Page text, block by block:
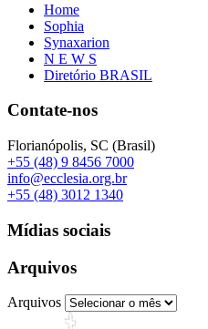
Home
Sophia
Synaxarion
N E W S
Diretório BRASIL
Contate-nos
Florianópolis, SC (Brasil)
+55 (48) 9 8456 7000
info@ecclesia.org.br
+55 (48) 3012 1340
Mídias sociais
Arquivos
Arquivos